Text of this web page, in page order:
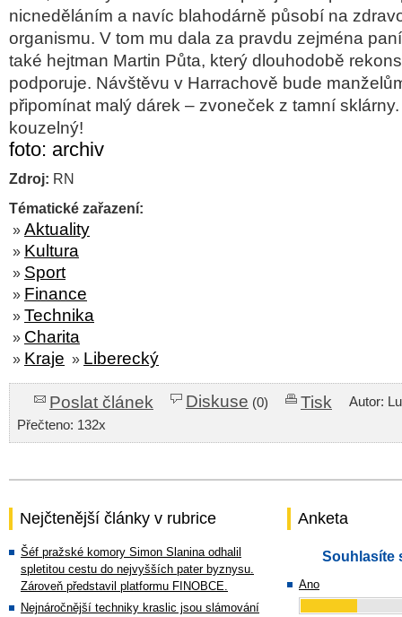
nicneděláním a navíc blahodárně působí na
organismu. V tom mu dala za pravdu zejména
také hejtman Martin Půta, který dlouhodobě
podporuje. Návštěvu v Harrachově bude
připomínat malý dárek – zvoneček z tamní
kouzelný!
foto: archiv
Zdroj: RN
Tématické zařazení:
» Aktuality
» Kultura
» Sport
» Finance
» Technika
» Charita
» Kraje » Liberecký
Poslat článek Diskuse (0) Tisk
Autor:
Přečteno: 132x
Nejčtenější články v rubrice
Šéf pražské komory Simon Slanina odhalil
spletitou cestu do nejvyšších pater byznysu.
Zároveň představil platformu FINOBCE.
Nejnáročnější techniky kraslic jsou slámování
Anketa
Souhlasíte
Ano